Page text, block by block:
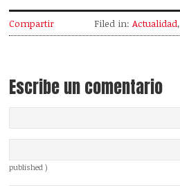
Compartir Filed in: Actualidad,
Escribe un comentario
published )